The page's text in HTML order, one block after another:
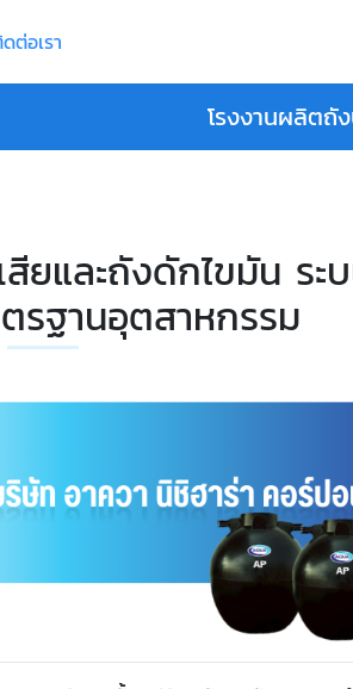
ต่อเรา
โรงงานผลิตถั
ยและถังดักไขมัน ระ
ฐานอุตสาหกรรม